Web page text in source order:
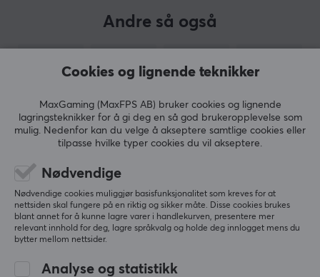
, alt en gamer trenger - varemerket har vært
kjent for sine PC-komponenter siden midten på 90-
tallet, og har utviklet seg fra å være en utfordrende
pioner innenfor gaming til å være et av verdens mest
etablerte selskaper innenfor gamingindustrien. I 2014
utvidet Corsair produktporteføljens sin med blant
annet mus,headset ogtastatur.
Målet med å lansere gamingtilbehør var å ta med den
innovative produktutviklingen deres til tilbehørsverden,
og lage den best mulige spillopplevelsen for gamere og
e-sportproffer. I 2018 kjøpte Corsair også opp
varemerketElgato
lage innovative streaming-produkter, og med dette ble
Andre så også
VIS MER
Cookies og lignende teknikker
MaxGaming (MaxFPS AB) bruker cookies og lignende
lagringsteknikker for å gi deg en så god brukeropplevelse som
mulig. Nedenfor kan du velge å akseptere samtlige cookies eller
tilpasse hvilke typer cookies du vil akseptere.
Nødvendige
Nødvendige cookies muliggjør basisfunksjonalitet som kreves for at
nettsiden skal fungere på en riktig og sikker måte. Disse cookies brukes
blant annet for å kunne lagre varer i handlekurven, presentere mer
relevant innhold for deg, lagre språkvalg og holde deg innlogget mens du
bytter mellom nettsider.
Analyse og statistikk